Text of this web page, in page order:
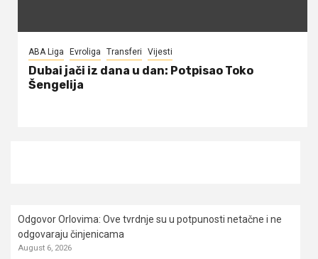
ABA Liga Evroliga Transferi Vijesti
Dubai jači iz dana u dan: Potpisao Toko
Šengelija
Odgovor Orlovima: ​Ove tvrdnje su u potpunosti netačne i ne
odgovaraju činjenicama
August 6, 2026